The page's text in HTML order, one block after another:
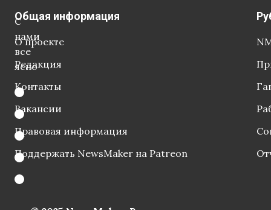
С
нами
все
ясно
Общая информация
О проекте
Редакция
Контакты
Вакансии
Правовая информация
Поддержать NewsMaker на Patreon